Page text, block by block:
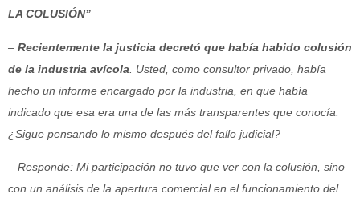
LA COLUSIÓN”
– Recientemente la justicia decretó que había habido colusión
de la industria avícola . Usted, como consultor privado, había
hecho un informe encargado por la industria, en que había
indicado que esa era una de las más transparentes que conocía.
¿Sigue pensando lo mismo después del fallo judicial?
– Responde: Mi participación no tuvo que ver con la colusión, sino
con un análisis de la apertura comercial en el funcionamiento del